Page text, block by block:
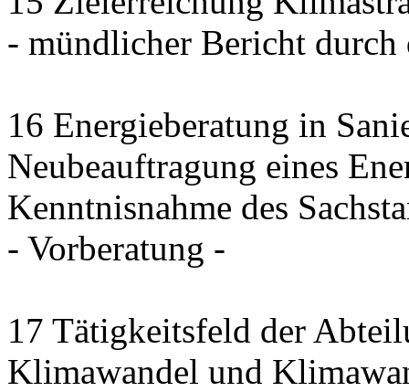
- mündlicher Bericht durch
16 Energieberatung in
Neubeauftragung eines
Kenntnisnahme des
- Vorberatung -
17 Tätigkeitsfeld der
Klimawandel und